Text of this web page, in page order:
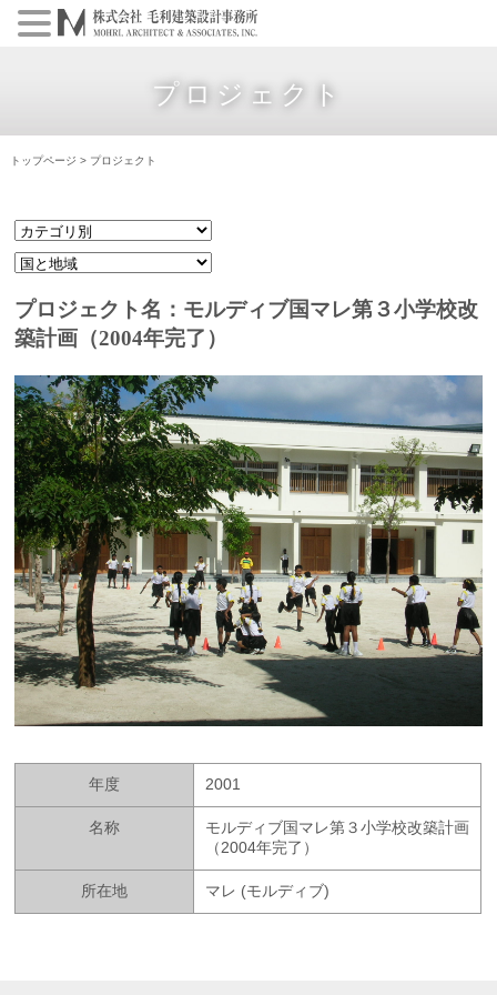
プロジェクト
トップページ > プロジェクト
プロジェクト名：モルディブ国マレ第３小学校改
築計画（2004年完了）
年度 2001
名称
モルディブ国マレ第３小学校改築計画
（2004年完了）
所在地 マレ (モルディブ)